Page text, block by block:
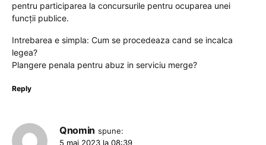
pentru participarea la concursurile pentru ocuparea unei
funcţii publice.
Intrebarea e simpla: Cum se procedeaza cand se incalca
legea?
Plangere penala pentru abuz in serviciu merge?
Reply
Qnomin spune:
5 mai 2023 la 08:39